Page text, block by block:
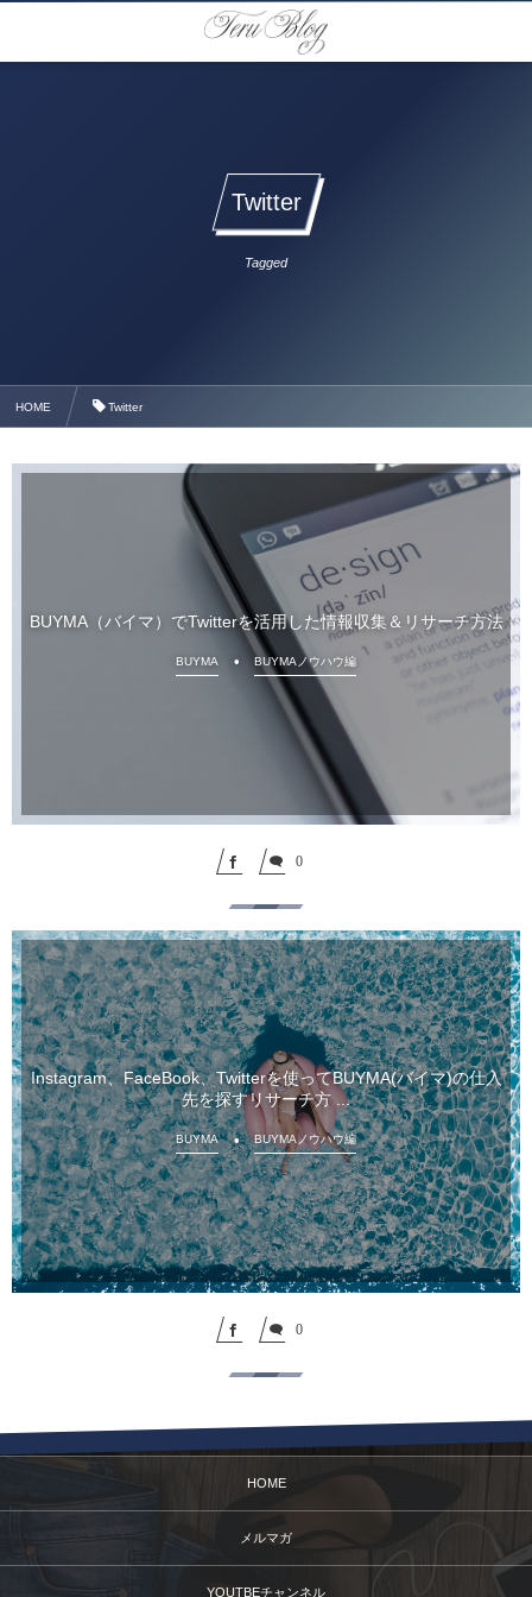
Twitter
Tagged
HOME Twitter
BUYMA（バイマ）でTwitterを活用した情報収集＆リサーチ方法
BUYMA BUYMAノウハウ編
0
Instagram、FaceBook、Twitterを使ってBUYMA(バイマ)の仕入
先を探すリサーチ方 ...
BUYMA BUYMAノウハウ編
0
HOME
メルマガ
YOUTBEチャンネル